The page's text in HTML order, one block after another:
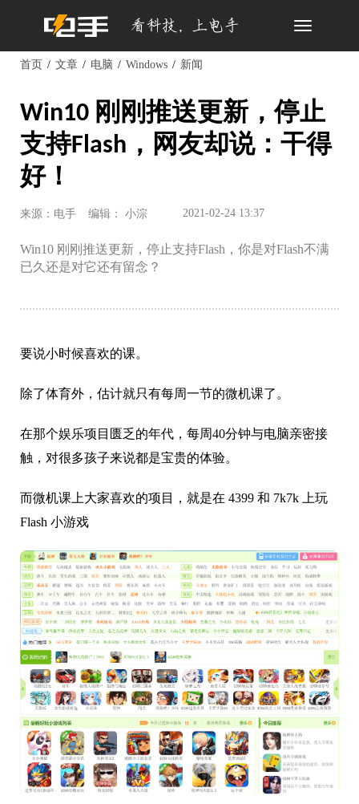
Toggle
首页 文章 电脑 Windows 新闻
Win10 刚刚推送更新，停止
支持Flash，网友却说：干得
好！
来源：电手 编辑： 小淙 2021-02-24 13:37
Win10 刚刚推送更新，停止支持Flash，你是对Flash不满
已久还是对它还有留念？
要说小时候喜欢的课。
除了体育外，估计就只有每周一节的微机课了。
在那个娱乐项目匮乏的年代，每周40分钟与电脑亲密接
触，对很多孩子来说都是宝贵的体验。
而微机课上大家喜欢的项目，就是在 4399 和 7k7k 上玩
Flash 小游戏